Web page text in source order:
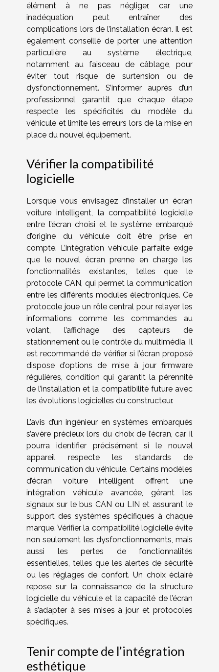
élément à ne pas négliger, car une
inadéquation peut entraîner des
complications lors de l’installation écran. Il est
également conseillé de porter une attention
particulière au système électrique,
notamment au faisceau de câblage, pour
éviter tout risque de surtension ou de
dysfonctionnement. S’informer auprès d’un
professionnel garantit que chaque étape
respecte les spécificités du modèle du
véhicule et limite les erreurs lors de la mise en
place du nouvel équipement.
Vérifier la compatibilité
logicielle
Lorsque vous envisagez d’installer un écran
voiture intelligent, la compatibilité logicielle
entre l’écran choisi et le système embarqué
d’origine du véhicule doit être prise en
compte. L’intégration véhicule parfaite exige
que le nouvel écran prenne en charge les
fonctionnalités existantes, telles que le
protocole CAN, qui permet la communication
entre les différents modules électroniques. Ce
protocole joue un rôle central pour relayer les
informations comme les commandes au
volant, l’affichage des capteurs de
stationnement ou le contrôle du multimédia. Il
est recommandé de vérifier si l’écran proposé
dispose d’options de mise à jour firmware
régulières, condition qui garantit la pérennité
de l’installation et la compatibilité future avec
les évolutions logicielles du constructeur.
L’avis d’un ingénieur en systèmes embarqués
s’avère précieux lors du choix de l’écran, car il
pourra identifier précisément si le nouvel
appareil respecte les standards de
communication du véhicule. Certains modèles
d’écran voiture intelligent offrent une
intégration véhicule avancée, gérant les
signaux sur le bus CAN ou LIN et assurant le
support des systèmes spécifiques à chaque
marque. Vérifier la compatibilité logicielle évite
non seulement les dysfonctionnements, mais
aussi les pertes de fonctionnalités
essentielles, telles que les alertes de sécurité
ou les réglages de confort. Un choix éclairé
repose sur la connaissance de la structure
logicielle du véhicule et la capacité de l’écran
à s’adapter à ses mises à jour et protocoles
spécifiques.
Tenir compte de l’intégration
esthétique